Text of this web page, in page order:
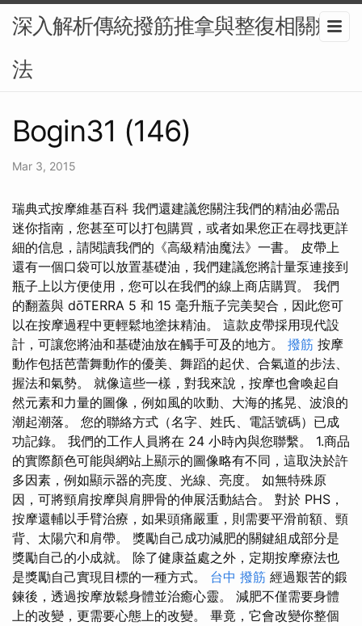
深入解析傳統撥筋推拿與整復相關療
法
Bogin31 (146)
Mar 3, 2015
瑞典式按摩維基百科 我們還建議您關注我們的精油必需品
迷你指南，您甚至可以打包購買，或者如果您正在尋找更詳
細的信息，請閱讀我們的《高級精油魔法》一書。 皮帶上
還有一個口袋可以放置基礎油，我們建議您將計量泵連接到
瓶子上以方便使用，您可以在我們的線上商店購買。 我們
的翻蓋與 dōTERRA 5 和 15 毫升瓶子完美契合，因此您可
以在按摩過程中更輕鬆地塗抹精油。 這款皮帶採用現代設
計，可讓您將油和基礎油放在觸手可及的地方。 撥筋 按摩
動作包括芭蕾舞動作的優美、舞蹈的起伏、合氣道的步法、
握法和氣勢。 就像這些一樣，對我來說，按摩也會喚起自
然元素和力量的圖像，例如風的吹動、大海的搖晃、波浪的
潮起潮落。 您的聯絡方式（名字、姓氏、電話號碼）已成
功記錄。 我們的工作人員將在 24 小時內與您聯繫。 1.商品
的實際顏色可能與網站上顯示的圖像略有不同，這取決於許
多因素，例如顯示器的亮度、光線、亮度。 如無特殊原
因，可將頸肩按摩與肩胛骨的伸展活動結合。 對於 PHS，
按摩還輔以手臂治療，如果頭痛嚴重，則需要平滑前額、頸
背、太陽穴和肩帶。 獎勵自己成功減肥的關鍵組成部分是
獎勵自己的小成就。 除了健康益處之外，定期按摩療法也
是獎勵自己實現目標的一種方式。 台中 撥筋 經過艱苦的鍛
鍊後，透過按摩放鬆身體並治癒心靈。 減肥不僅需要身體
上的改變，更需要心態上的改變。 畢竟，它會改變你整個